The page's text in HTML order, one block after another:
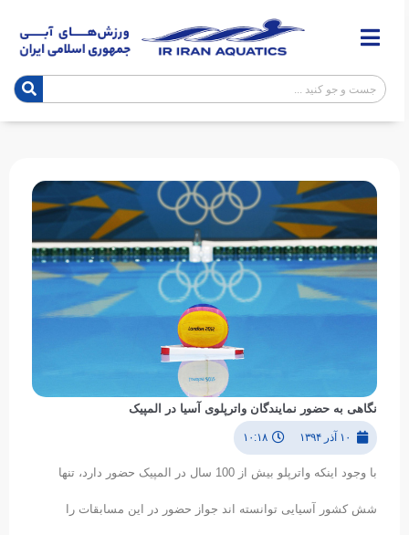
نگاهی به حضور نمایندگان واترپلوی آسیا در المپیک
۱۰ آذر ۱۳۹۴ ۱۰:۱۸
با وجود اینکه واترپلو بیش از 100 سال در المپیک حضور دارد، تنها
شش کشور آسیایی توانسته اند جواز حضور در این مسابقات را